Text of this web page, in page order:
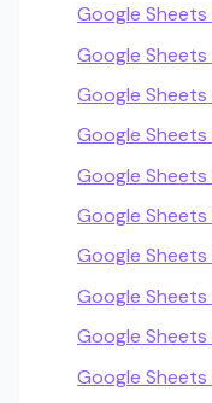
Google
Google
Google Sheets
Google
Google Sheets
Google
Google Sheets
Google
Google
Google